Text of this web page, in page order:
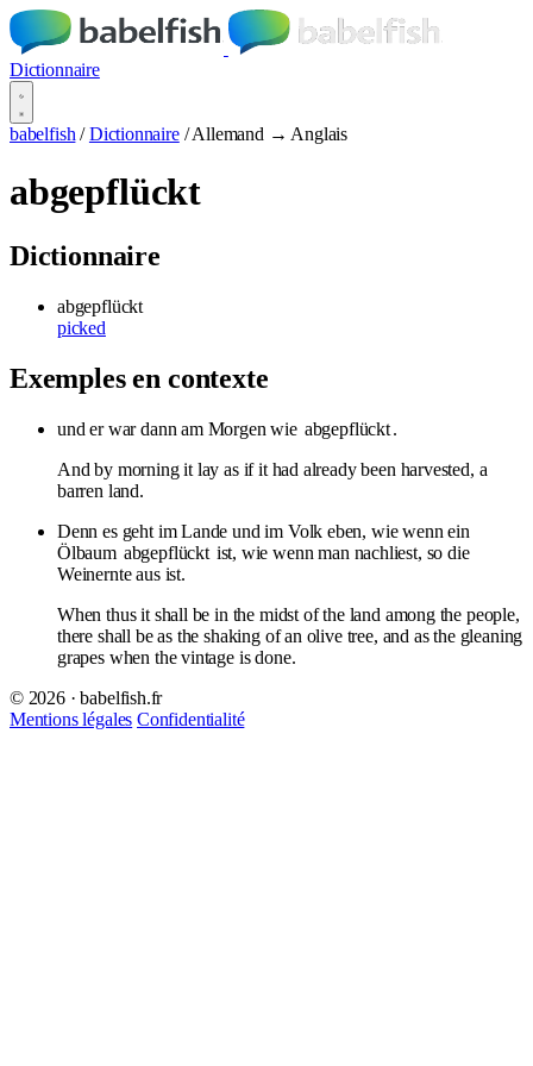
Dictionnaire
babelfish / Dictionnaire / Allemand → Anglais
abgepflückt
Dictionnaire
abgepflückt
picked
Exemples en contexte
und er war dann am Morgen wie abgepflückt.
And by morning it lay as if it had already been harvested, a
barren land.
Denn es geht im Lande und im Volk eben, wie wenn ein
Ölbaum abgepflückt ist, wie wenn man nachliest, so die
Weinernte aus ist.
When thus it shall be in the midst of the land among the people,
there shall be as the shaking of an olive tree, and as the gleaning
grapes when the vintage is done.
© 2026 · babelfish.fr
Mentions légales Confidentialité